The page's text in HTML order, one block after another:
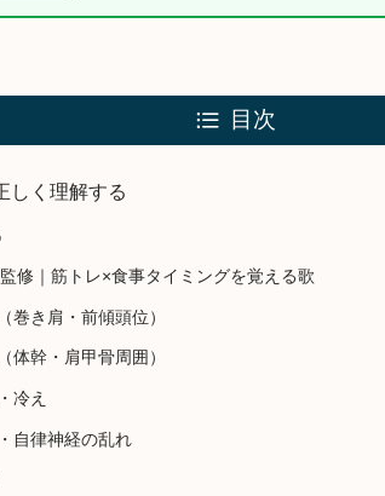
目次
しく理解する
修｜筋トレ×食事タイミングを覚える歌
き肩・前傾頭位）
幹・肩甲骨周囲）
冷え
自律神経の乱れ